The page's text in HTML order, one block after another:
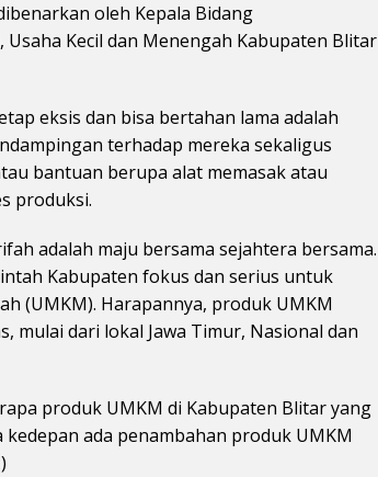
oleh Kepala Bidang
Kecil dan Menengah Kabupaten Blitar
eksis dan bisa bertahan lama adalah
terhadap mereka sekaligus
bantuan berupa alat memasak atau
produksi.
adalah maju bersama sejahtera bersama.
Kabupaten fokus dan serius untuk
(UMKM). Harapannya, produk UMKM
mulai dari lokal Jawa Timur, Nasional dan
produk UMKM di Kabupaten Blitar yang
ada penambahan produk UMKM